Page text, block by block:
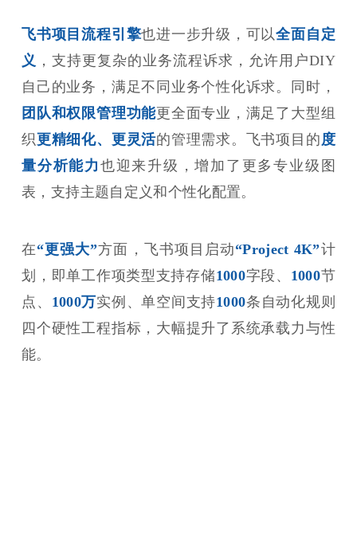
飞书项目流程引擎也进一步升级，可以全面自定
义 ，支持更复杂的业务流程诉求，允许用户DIY
自己的业务，满足不同业务个性化诉求。同时，
团队和权限管理功能更全面专业，满足了大型组
织更精细化、更灵活的管理需求。飞书项目的 度
量分析能力 也迎来升级，增加了更多专业级图
表，支持主题自定义和个性化配置。
在“更强大”方面，飞书项目启动“Project 4K”计
划，即单工作项类型支持存储1000字段、 1000节
点、 1000万实例、单空间支持1000条自动化规则
四个硬性工程指标，大幅提升了系统承载力与性
能。